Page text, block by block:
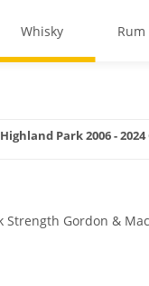
Whisky Rum
Highland Park 2006 -